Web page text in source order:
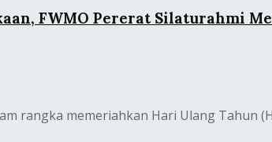
FWMO Pererat Silaturahmi
rangka memeriahkan Hari Ulang Tahun